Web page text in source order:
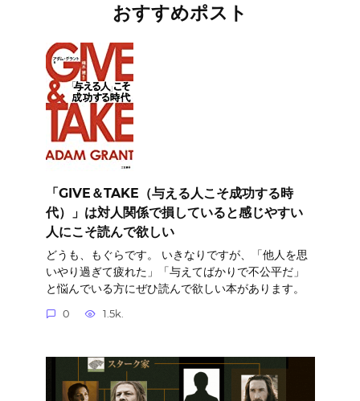
おすすめポスト
「GIVE＆TAKE（与える人こそ成功する時
代）」は対人関係で損していると感じやすい
人にこそ読んで欲しい
どうも、もぐらです。 いきなりですが、「他人を思
いやり過ぎて疲れた」「与えてばかりで不公平だ」
と悩んでいる方にぜひ読んで欲しい本があります。
0 1.5k.